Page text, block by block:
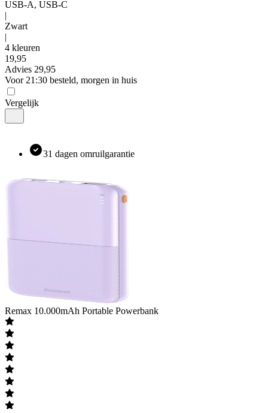
USB-A, USB-C
|
Zwart
|
4 kleuren
19,95
Advies 29,95
Voor 21:30 besteld, morgen in huis
Vergelijk
31 dagen omruilgarantie
Remax 10.000mAh Portable Powerbank